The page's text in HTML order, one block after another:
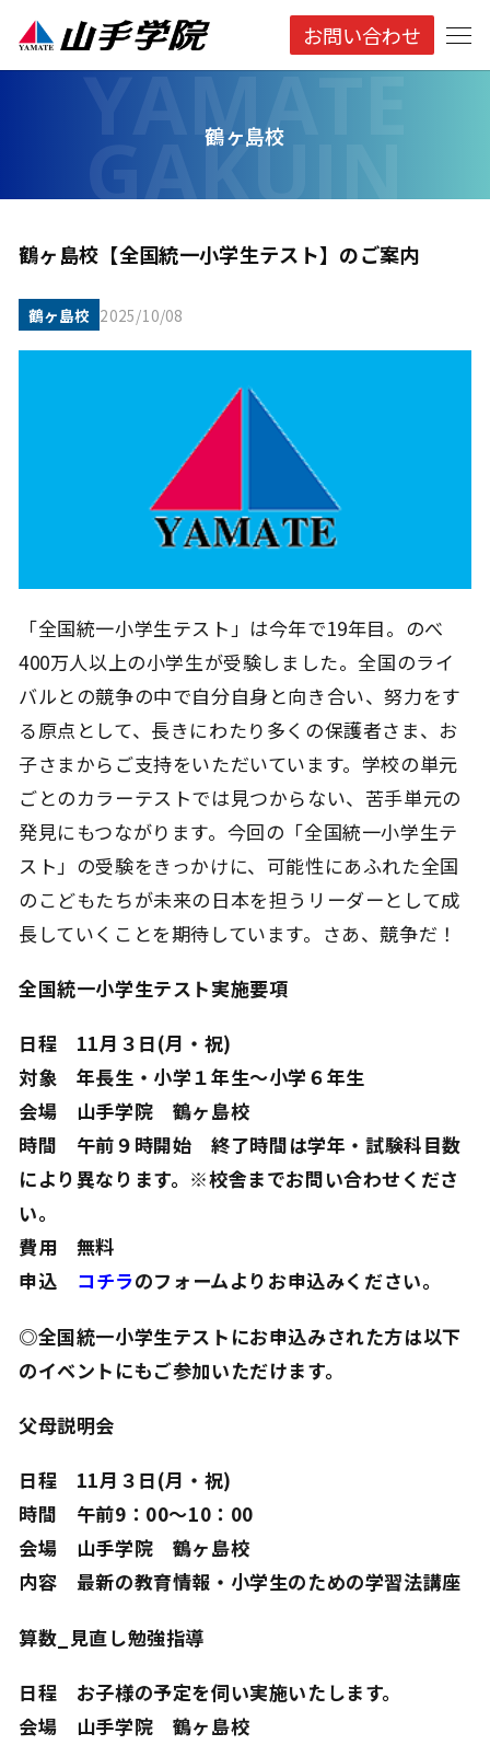
お問い合わせ
鶴ヶ島校
鶴ヶ島校【全国統一小学生テスト】のご案内
鶴ヶ島校 2025/10/08
「全国統一小学生テスト」は今年で19年目。のべ
400万人以上の小学生が受験しました。全国のライ
バルとの競争の中で自分自身と向き合い、努力をす
る原点として、長きにわたり多くの保護者さま、お
子さまからご支持をいただいています。学校の単元
ごとのカラーテストでは見つからない、苦手単元の
発見にもつながります。今回の「全国統一小学生テ
スト」の受験をきっかけに、可能性にあふれた全国
のこどもたちが未来の日本を担うリーダーとして成
長していくことを期待しています。さあ、競争だ！
全国統一小学生テスト実施要項
日程 11月３日(月・祝)
対象 年長生・小学１年生～小学６年生
会場 山手学院 鶴ヶ島校
時間 午前９時開始
終了時間は学年・試験科目数
により異なります。※校舎までお問い合わせくださ
い。
費用 無料
申込 コチラのフォームよりお申込みください。
◎全国統一小学生テストにお申込みされた方は以下
のイベントにもご参加いただけます。
父母説明会
日程 11月３日(月・祝)
時間 午前9：00～10：00
会場 山手学院 鶴ヶ島校
内容 最新の教育情報・小学生のための学習法講座
算数_見直し勉強指導
日程 お子様の予定を伺い実施いたします。
会場 山手学院 鶴ヶ島校